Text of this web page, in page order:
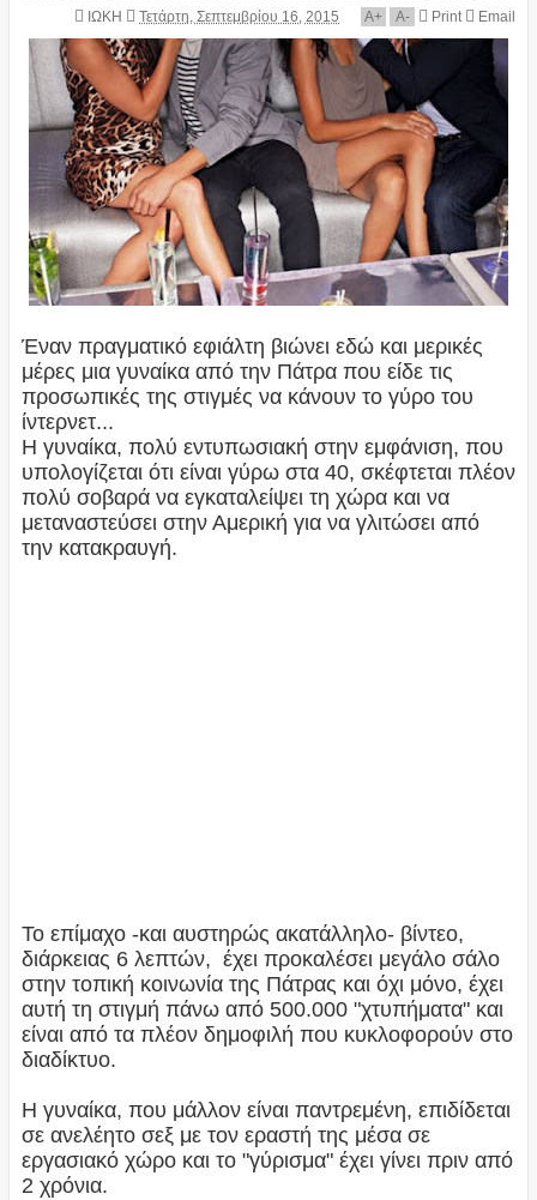
ΙΩΚΗ Τετάρτη, Σεπτεμβρίου 16, 2015 A+ A- Print Email
Έναν πραγματικό εφιάλτη βιώνει εδώ και μερικές
μέρες μια γυναίκα από την Πάτρα που είδε τις
προσωπικές της στιγμές να κάνουν το γύρο του
ίντερνετ...
Η γυναίκα, πολύ εντυπωσιακή στην εμφάνιση, που
υπολογίζεται ότι είναι γύρω στα 40, σκέφτεται πλέον
πολύ σοβαρά να εγκαταλείψει τη χώρα και να
μεταναστεύσει στην Αμερική για να γλιτώσει από
την κατακραυγή.
Το επίμαχο -και αυστηρώς ακατάλληλο- βίντεο,
διάρκειας 6 λεπτών, έχει προκαλέσει μεγάλο σάλο
στην τοπική κοινωνία της Πάτρας και όχι μόνο, έχει
αυτή τη στιγμή πάνω από 500.000 "χτυπήματα" και
είναι από τα πλέον δημοφιλή που κυκλοφορούν στο
διαδίκτυο.
Η γυναίκα, που μάλλον είναι παντρεμένη, επιδίδεται
σε ανελέητο σεξ με τον εραστή της μέσα σε
εργασιακό χώρο και το "γύρισμα" έχει γίνει πριν από
2 χρόνια.